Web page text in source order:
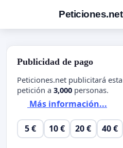
Peticiones.net
Publicidad de pago
Peticiones.net publicitará esta
petición a 3,000 personas.
Más información...
5 € 10 € 20 € 40 €